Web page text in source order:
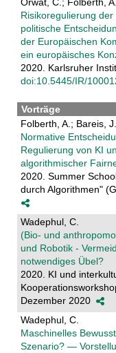
Risikoregulierung
politische
der Europäischen
ein europäisches
2020. Karlsruher
doi:10.5445/IR/
Vorträge
Folberth, A.; Bareis,
Normative
Regulierung von KI
algorithmischer
2020. Summer
durch Algorithmen"
Wadephul, C.
(Bio- und
und Robotik -
notwendiges Übel?
2020. KI und
Dezember 2020
Wadephul, C.
Maschinelles
Szenario? —